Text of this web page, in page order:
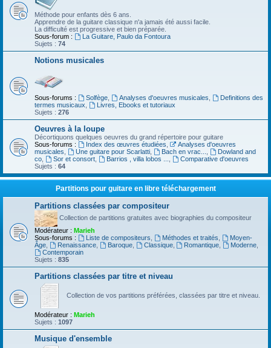
Méthode pour enfants dès 6 ans.
Apprendre de la guitare classique n'a jamais été aussi facile.
La difficulté est progressive et bien préparée.
Sous-forum :
La Guitare, Paulo da Fontoura
Sujets : 74
Notions musicales
Sous-forums : Solfège, Analyses d'oeuvres musicales
Definitions des
termes musicaux
Livres, Ebooks et tutoriaux
Sujets : 276
Oeuvres à la loupe
Décortiquons quelques oeuvres du grand répertoire pour guitare
Sous-forums :
Index des œuvres étudiées
Analyses d'oeuvres
musicales
Une guitare pour Scarlatti, Bach en vrac...
Dowland and
co
Sor et consort, Barrios , villa lobos ...
Comparative d'oeuvres
Sujets : 64
Partitions pour guitare en libre téléchargement
Partitions classées par compositeur
Collection de partitions gratuites avec biographies du compositeur
Modérateur : Marieh
Sous-forums :
Liste de compositeurs Méthodes et traités
Moyen-
Âge
Renaissance, Baroque, Classique, Romantique Moderne
Contemporain
Sujets : 835
Partitions classées par titre et niveau
Collection de vos partitions préférées, classées par titre et niveau.
Modérateur : Marieh
Sujets : 1097
Musique d'ensemble